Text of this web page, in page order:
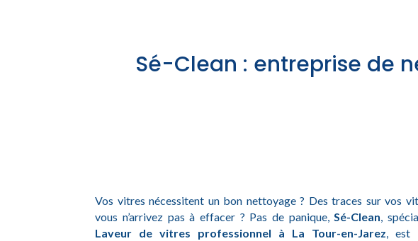
Sé-Clean : entreprise de
Vos vitres nécessitent un bon nettoyage ? Des traces sur vos
vous n’arrivez pas à effacer ? Pas de panique,Sé-Clean,
Laveur de vitres professionnel à La Tour-en-Jarez, est